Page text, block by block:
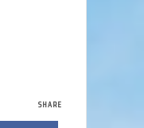
SHARE